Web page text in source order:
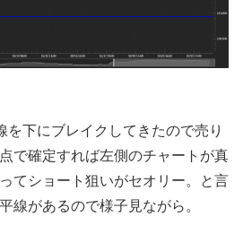
を下にブレイクしてきたので売り
で確定すれば左側のチャートが真
てショート狙いがセオリー。と言
線があるので様子見ながら。